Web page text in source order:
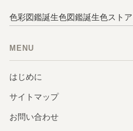
色彩図鑑誕生色図鑑誕生色ストア
MENU
はじめに
サイトマップ
お問い合わせ